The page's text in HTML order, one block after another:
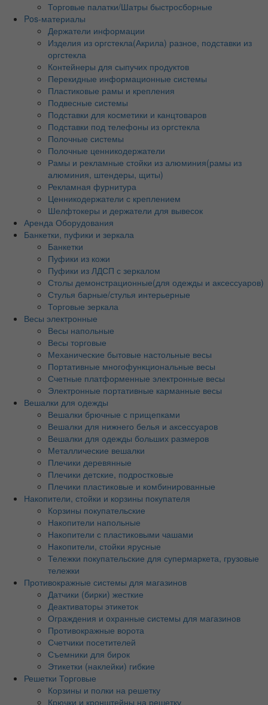
Торговые палатки/Шатры быстросборные
Pos-материалы
Держатели информации
Изделия из оргстекла(Акрила) разное, подставки из
оргстекла
Контейнеры для сыпучих продуктов
Перекидные информационные системы
Пластиковые рамы и крепления
Подвесные системы
Подставки для косметики и канцтоваров
Подставки под телефоны из оргстекла
Полочные системы
Полочные ценникодержатели
Рамы и рекламные стойки из алюминия(рамы из
алюминия, штендеры, щиты)
Рекламная фурнитура
Ценникодержатели с креплением
Шелфтокеры и держатели для вывесок
Аренда Оборудования
Банкетки, пуфики и зеркала
Банкетки
Пуфики из кожи
Пуфики из ЛДСП с зеркалом
Столы демонстрационные(для одежды и аксессуаров)
Стулья барные/стулья интерьерные
Торговые зеркала
Весы электронные
Весы напольные
Весы торговые
Механические бытовые настольные весы
Портативные многофункциональные весы
Счетные платформенные электронные весы
Электронные портативные карманные весы
Вешалки для одежды
Вешалки брючные с прищепками
Вешалки для нижнего белья и аксессуаров
Вешалки для одежды больших размеров
Металлические вешалки
Плечики деревянные
Плечики детские, подростковые
Плечики пластиковые и комбинированные
Накопители, стойки и корзины покупателя
Корзины покупательские
Накопители напольные
Накопители с пластиковыми чашами
Накопители, стойки ярусные
Тележки покупательские для супермаркета, грузовые
тележки
Противокражные системы для магазинов
Датчики (бирки) жесткие
Деактиваторы этикеток
Ограждения и охранные системы для магазинов
Противокражные ворота
Счетчики посетителей
Съемники для бирок
Этикетки (наклейки) гибкие
Решетки Торговые
Корзины и полки на решетку
Крючки и кронштейны на решетку